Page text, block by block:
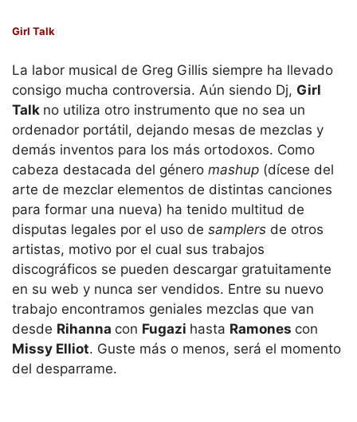
Girl Talk
La labor musical de Greg Gillis siempre ha llevado
consigo mucha controversia. Aún siendo Dj, Girl
Talk no utiliza otro instrumento que no sea un
ordenador portátil, dejando mesas de mezclas y
demás inventos para los más ortodoxos. Como
cabeza destacada del género mashup (dícese del
arte de mezclar elementos de distintas canciones
para formar una nueva) ha tenido multitud de
disputas legales por el uso de samplers de otros
artistas, motivo por el cual sus trabajos
discográficos se pueden descargar gratuitamente
en su web y nunca ser vendidos. Entre su nuevo
trabajo encontramos geniales mezclas que van
desde Rihanna con Fugazi hasta Ramones con
Missy Elliot. Guste más o menos, será el momento
del desparrame.